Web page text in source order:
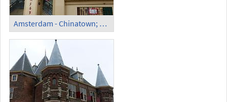
Amsterdam - Chinatown; Chinese Temple 'He Hua'